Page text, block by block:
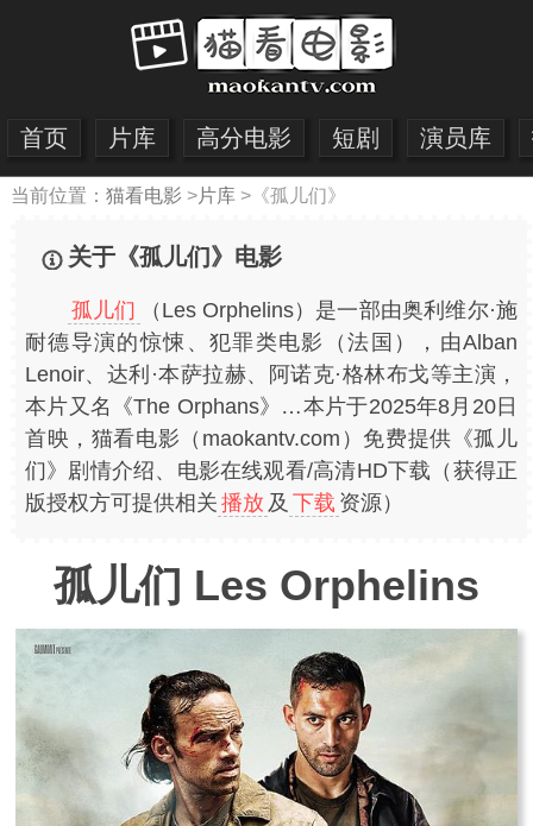
首页 片库 高分电影 短剧 演员库
当前位置： 猫看电影 >片库>《孤儿们》
关于《孤儿们》电影
孤儿们
（Les Orphelins）是一部由奥利维尔·施
耐德导演的惊悚、犯罪类电影（法国），由Alban
Lenoir、达利·本萨拉赫、阿诺克·格林布戈等主演，
本片又名《The Orphans》…本片于2025年8月20日
首映，猫看电影（maokantv.com）免费提供《孤儿
们》剧情介绍、电影在线观看/高清HD下载（获得正
版授权方可提供相关 播放 及 下载 资源）
孤儿们 Les Orphelins